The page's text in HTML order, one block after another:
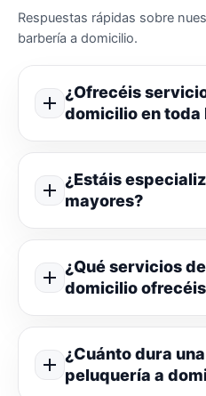
Respuestas rápidas sobre
barbería a domicilio.
¿Ofrecéis
domicilio en toda
¿Estáis
mayores?
¿Qué servicios
domicilio
¿Cuánto dura
peluquería a